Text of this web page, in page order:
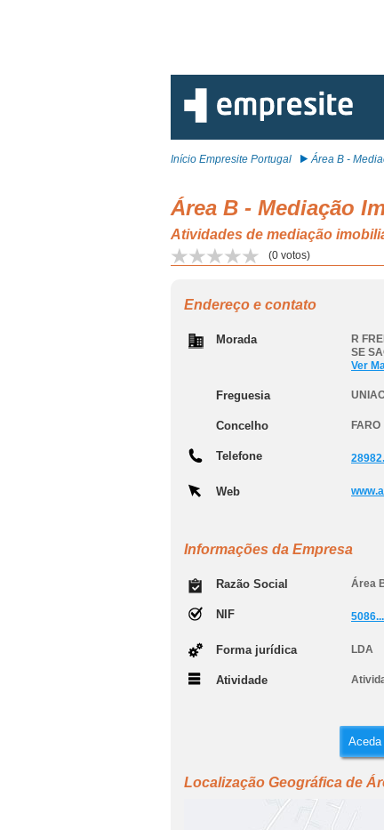
Início Empresite Portugal Área B -
Área B - Mediação
Atividades de mediação
(0 votos)
Endereço e contato
Morada R
SE
Ver
Freguesia
Concelho FARO
Telefone
Web
Informações da Empresa
Razão Social Área
NIF 5086...
Forma jurídica LDA
Atividade
Aceda
Localização Geográfica de